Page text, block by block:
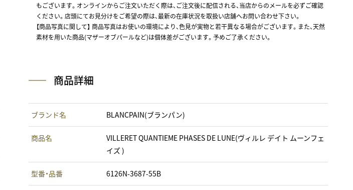
もございます。オンラインからご注文いただく際は、ご注文後に配信される、当店からのメールを必ずご確認
ください。店頭にてお見分けをご希望の際は、最新の在庫状況を取扱い店舗へお問い合わせ下さい。
【商品写真に関して】 商品写真はお使いの環境により、色見が実物と若干異なる場合がございます。また、天然
素材を用いた商品(マザーオブパールなど)は個体差がございます。予めご了承ください。
商品詳細
ブランド名 BLANCPAIN(ブランパン)
商品名
VILLERET QUANTIEME PHASES DE LUNE(ヴィルレ デイト ムーンフェ
イズ )
型番・品番 6126N-3687-55B